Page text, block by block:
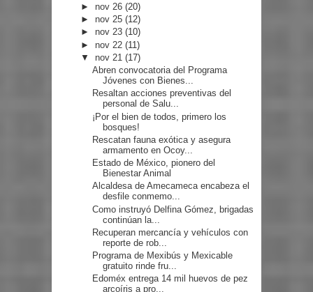
► nov 26(20)
► nov 25(12)
► nov 23(10)
► nov 22(11)
▼ nov 21(17)
Abren convocatoria del Programa
Jóvenes con Bienes...
Resaltan acciones preventivas del
personal de Salu...
¡Por el bien de todos, primero los
bosques!
Rescatan fauna exótica y asegura
armamento en Ocoy...
Estado de México, pionero del
Bienestar Animal
Alcaldesa de Amecameca encabeza el
desfile conmemo...
Como instruyó Delfina Gómez, brigadas
continúan la...
Recuperan mercancía y vehículos con
reporte de rob...
Programa de Mexibús y Mexicable
gratuito rinde fru...
Edoméx entrega 14 mil huevos de pez
arcoíris a pro...